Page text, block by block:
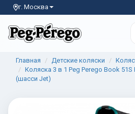
г. Москва
Главная Детские коляски
Коляска 3 в 1 Peg Perego Book
(шасси Jet)